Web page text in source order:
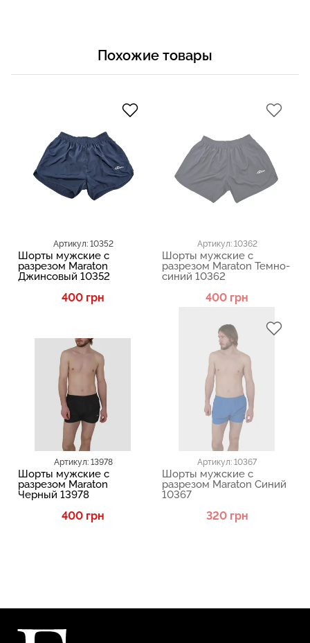
Похожие товары
Артикул: 10352
Шорты мужские с
разрезом Maraton
Джинсовый 10352
400 грн
Артикул: 13978
Шорты мужские с
разрезом Maraton
Черный 13978
400 грн
Артикул: 10362
Шорты мужские с
разрезом Maraton Темно-
синий 10362
400 грн
Артикул: 10367
Шорты мужские с
разрезом Maraton Синий
10367
320 грн